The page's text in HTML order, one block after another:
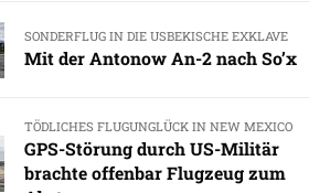
SONDERFLUG IN DIE USBEKISCHE EXKLAVE
Mit der Antonow An-2 nach So’x
TÖDLICHES FLUGUNGLÜCK IN NEW MEXICO
GPS-Störung durch US-Militär
brachte offenbar Flugzeug zum